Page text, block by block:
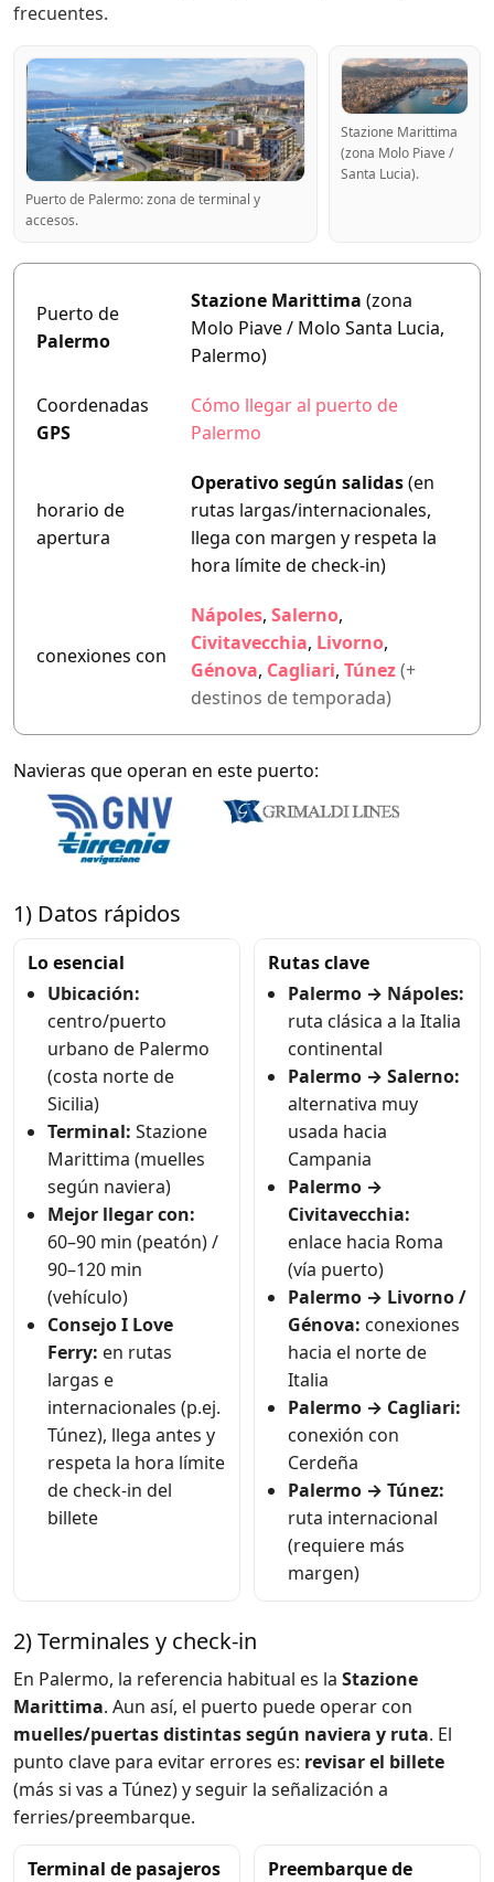
frecuentes.
Puerto de Palermo: zona de terminal y
accesos.
Stazione Marittima
(zona Molo Piave /
Santa Lucia).
Puerto de
Palermo
Stazione Marittima (zona
Molo Piave / Molo Santa Lucia,
Palermo)
Coordenadas
GPS
Cómo llegar al puerto de
Palermo
horario de
apertura
Operativo según salidas(en
rutas largas/internacionales,
llega con margen y respeta la
hora límite de check-in)
conexiones con
Nápoles, Salerno,
Civitavecchia, Livorno,
Génova, Cagliari, Túnez(+
destinos de temporada)
Navieras que operan en este puerto:
1) Datos rápidos
Lo esencial
Ubicación:
centro/puerto
urbano de Palermo
(costa norte de
Sicilia)
Terminal: Stazione
Marittima (muelles
según naviera)
Mejor llegar con:
60–90 min (peatón) /
90–120 min
(vehículo)
Consejo I Love
Ferry: en rutas
largas e
internacionales (p.ej.
Túnez), llega antes y
respeta la hora límite
de check-in del
billete
Rutas clave
Palermo → Nápoles:
ruta clásica a la Italia
continental
Palermo → Salerno:
alternativa muy
usada hacia
Campania
Palermo →
Civitavecchia:
enlace hacia Roma
(vía puerto)
Palermo → Livorno /
Génova: conexiones
hacia el norte de
Italia
Palermo → Cagliari:
conexión con
Cerdeña
Palermo → Túnez:
ruta internacional
(requiere más
margen)
2) Terminales y check-in
En Palermo, la referencia habitual es la Stazione
Marittima. Aun así, el puerto puede operar con
muelles/puertas distintas según naviera y ruta. El
punto clave para evitar errores es: revisar el billete
(más si vas a Túnez) y seguir la señalización a
ferries/preembarque.
Terminal de pasajeros
Preembarque de